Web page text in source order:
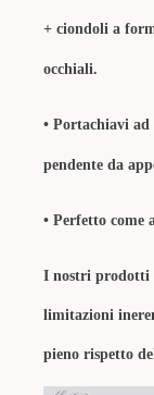
+ ciondoli a
occhiali.
• Portachiavi ad
pendente da
• Perfetto come
I nostri prodotti
limitazioni
pieno rispetto